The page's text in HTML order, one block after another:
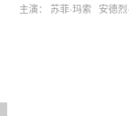
主演： 苏菲·玛索 安德烈·杜